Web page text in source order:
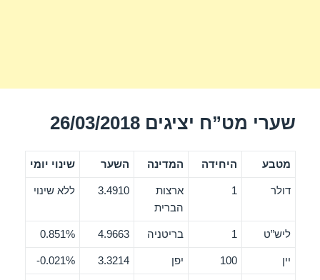
שערי מט”ח יציגים 26/03/2018
מטבע היחידה המדינה השער שינוי יומי
דולר 1
ארצות
הברית
3.4910 ללא שינוי
ליש”ט 1 בריטניה 4.9663
0.851%
יין 100 יפן 3.3214
0.021%-